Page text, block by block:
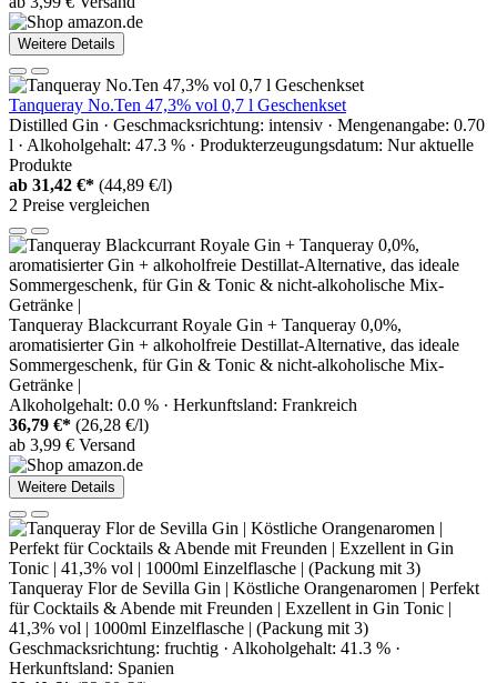
Weitere Details
Tanqueray No.Ten 47,3% vol 0,7 l Geschenkset
Distilled Gin · Geschmacksrichtung: intensiv · Mengenangabe: 0.70
l · Alkoholgehalt: 47.3 % · Produkterzeugungsdatum: Nur aktuelle
Produkte
ab 31,42 €* (44,89 €/l)
2 Preise vergleichen
Tanqueray Blackcurrant Royale Gin + Tanqueray 0,0%,
aromatisierter Gin + alkoholfreie Destillat-Alternative, das ideale
Sommergeschenk, für Gin & Tonic & nicht-alkoholische Mix-
Getränke |
Alkoholgehalt: 0.0 % · Herkunftsland: Frankreich
36,79 €* (26,28 €/l)
ab 3,99 € Versand
Weitere Details
Tanqueray Flor de Sevilla Gin | Köstliche Orangenaromen | Perfekt
für Cocktails & Abende mit Freunden | Exzellent in Gin Tonic |
41,3% vol | 1000ml Einzelflasche | (Packung mit 3)
Geschmacksrichtung: fruchtig · Alkoholgehalt: 41.3 % ·
Herkunftsland: Spanien